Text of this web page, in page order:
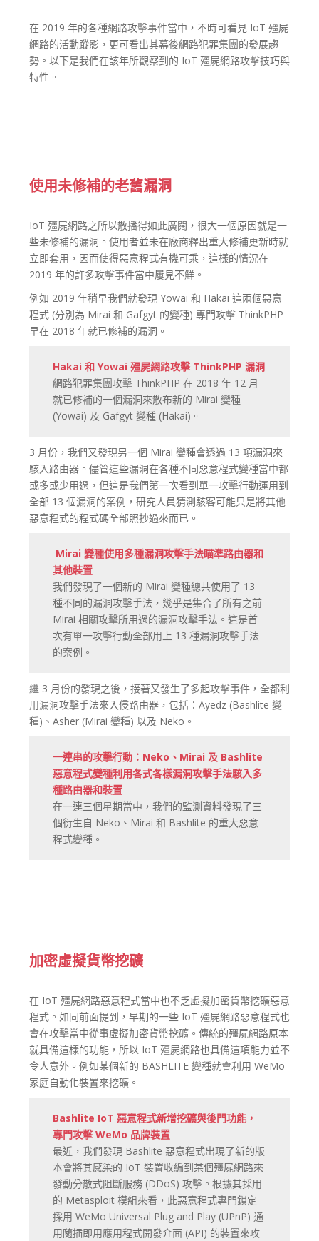
在 2019 年的各種網路攻擊事件當中，不時可看見 IoT 殭屍
網路的活動蹤影，更可看出其幕後網路犯罪集團的發展趨
勢。以下是我們在該年所觀察到的 IoT 殭屍網路攻擊技巧與
特性。
使用未修補的老舊漏洞
IoT 殭屍網路之所以散播得如此廣闊，很大一個原因就是一
些未修補的漏洞。使用者並未在廠商釋出重大修補更新時就
立即套用，因而使得惡意程式有機可乘，這樣的情況在
2019 年的許多攻擊事件當中屢見不鮮。
例如 2019 年稍早我們就發現 Yowai 和 Hakai 這兩個惡意
程式 (分別為 Mirai 和 Gafgyt 的變種) 專門攻擊 ThinkPHP
早在 2018 年就已修補的漏洞。
Hakai 和 Yowai 殭屍網路攻擊 ThinkPHP 漏洞
網路犯罪集團攻擊 ThinkPHP 在 2018 年 12 月
就已修補的一個漏洞來散布新的 Mirai 變種
(Yowai) 及 Gafgyt 變種 (Hakai)。
3 月份，我們又發現另一個 Mirai 變種會透過 13 項漏洞來
駭入路由器。儘管這些漏洞在各種不同惡意程式變種當中都
或多或少用過，但這是我們第一次看到單一攻擊行動運用到
全部 13 個漏洞的案例，研究人員猜測駭客可能只是將其他
惡意程式的程式碼全部照抄過來而已。
Mirai 變種使用多種漏洞攻擊手法瞄準路由器和
其他裝置
我們發現了一個新的 Mirai 變種總共使用了 13
種不同的漏洞攻擊手法，幾乎是集合了所有之前
Mirai 相關攻擊所用過的漏洞攻擊手法。這是首
次有單一攻擊行動全部用上 13 種漏洞攻擊手法
的案例。
繼 3 月份的發現之後，接著又發生了多起攻擊事件，全都利
用漏洞攻擊手法來入侵路由器，包括：Ayedz (Bashlite 變
種)、Asher (Mirai 變種) 以及 Neko。
一連串的攻擊行動：Neko、Mirai 及 Bashlite
惡意程式變種利用各式各樣漏洞攻擊手法駭入多
種路由器和裝置
在一連三個星期當中，我們的監測資料發現了三
個衍生自 Neko、Mirai 和 Bashlite 的重大惡意
程式變種。
加密虛擬貨幣挖礦
在 IoT 殭屍網路惡意程式當中也不乏虛擬加密貨幣挖礦惡意
程式。如同前面提到，早期的一些 IoT 殭屍網路惡意程式也
會在攻擊當中從事虛擬加密貨幣挖礦。傳統的殭屍網路原本
就具備這樣的功能，所以 IoT 殭屍網路也具備這項能力並不
令人意外。例如某個新的 BASHLITE 變種就會利用 WeMo
家庭自動化裝置來挖礦。
Bashlite IoT 惡意程式新增挖礦與後門功能，
專門攻擊 WeMo 品牌裝置
最近，我們發現 Bashlite 惡意程式出現了新的版
本會將其感染的 IoT 裝置收編到某個殭屍網路來
發動分散式阻斷服務 (DDoS) 攻擊。根據其採用
的 Metasploit 模組來看，此惡意程式專門鎖定
採用 WeMo Universal Plug and Play (UPnP) 通
用隨插即用應用程式開發介面 (API) 的裝置來攻